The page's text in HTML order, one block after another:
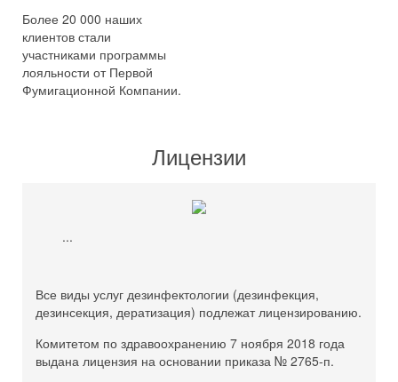
Более 20 000 наших
клиентов стали
участниками программы
лояльности от Первой
Фумигационной Компании.
Лицензии
...
Все виды услуг дезинфектологии (дезинфекция,
дезинсекция, дератизация) подлежат лицензированию.
Комитетом по здравоохранению 7 ноября 2018 года
выдана лицензия на основании приказа № 2765-п.